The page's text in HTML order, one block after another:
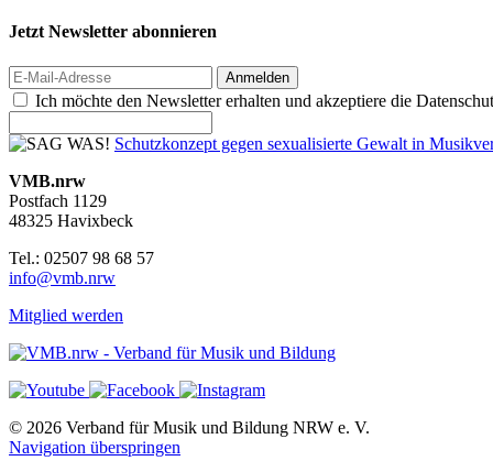
Jetzt Newsletter abonnieren
Anmelden
Ich möchte den Newsletter erhalten und akzeptiere die
Schutzkonzept gegen sexualisierte Gewalt in
VMB.nrw
Postfach 1129
48325 Havixbeck
Tel.: 02507 98 68 57
info@vmb.nrw
Mitglied werden
© 2026 Verband für Musik und Bildung NRW e. V.
Navigation überspringen